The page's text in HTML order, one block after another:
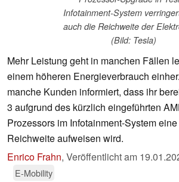
Infotainment-System
auch die Reichweite der
(Bild: Tesla)
Mehr Leistung geht in manchen Fällen
einem höheren Energieverbrauch
manche Kunden informiert, dass ihr
3 aufgrund des kürzlich eingeführten
Prozessors im Infotainment-System
Reichweite aufweisen wird.
Enrico Frahn, Veröffentlicht am
E-Mobility